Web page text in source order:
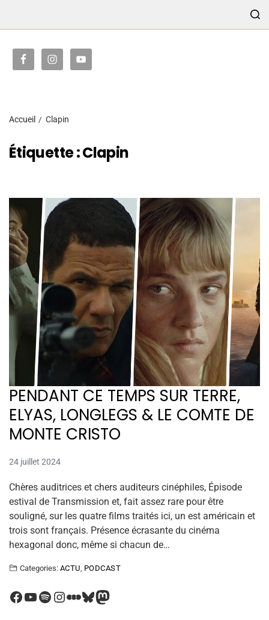
Accueil Clapin
Étiquette :Clapin
PENDANT CE TEMPS SUR TERRE,
ELYAS, LONGLEGS & LE COMTE DE
MONTE CRISTO
24 juillet 2024
Chères auditrices et chers auditeurs cinéphiles, Épisode
estival de Transmission et, fait assez rare pour être
souligné, sur les quatre films traités ici, un est américain et
trois sont français. Présence écrasante du cinéma
hexagonal donc, même si chacun de…
Categories: ACTU PODCAST